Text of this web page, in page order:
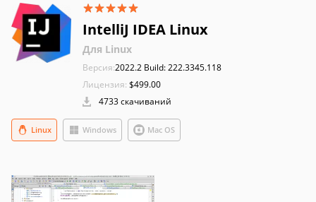
IntelliJ IDEA Linux
Для Linux
Версия:2022.2 Build: 222.3345.118
Лицензия: $499.00
4733 скачиваний
Windows
Linux Mac OS